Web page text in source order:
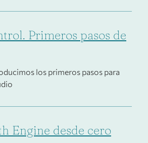
Primeros pasos de
los primeros pasos para
Engine desde cero